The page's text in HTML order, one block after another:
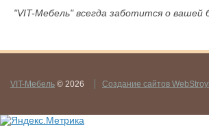
"VIT-Мебель" всегда заботится о вашей
VIT-Мебель © 2026 Создание сайтов